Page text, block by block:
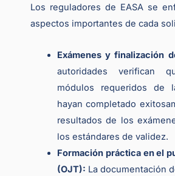
Los reguladores de EASA se
aspectos importantes de cada
Exámenes y finalización
autoridades verifican
módulos requeridos de
hayan completado
resultados de los
los estándares de validez.
Formación práctica en el
(OJT): La documentación